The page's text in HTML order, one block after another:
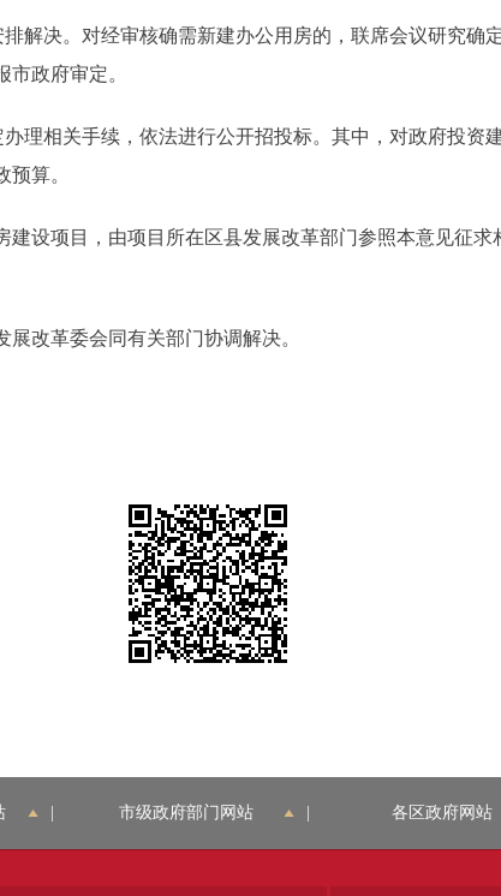
决。对经审核确需新建办公用房的，联席会议研究确
政府审定。
相关手续，依法进行公开招投标。其中，对政府投资
算。
项目，由项目所在区县发展改革部门参照本意见征求
改革委会同有关部门协调解决。
市级政府部门网站 各区政府网站